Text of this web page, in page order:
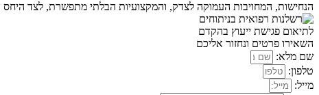
הנחישות, המחויבות העמוקה לצדק, והמקצועיות הבלתי מתפשרת, לצד היחס
לתיאום פגישת ייעוץ בהקדם
השאירו פרטים ונחזור אליכם
שם מלא:
טלפון:
מייל: